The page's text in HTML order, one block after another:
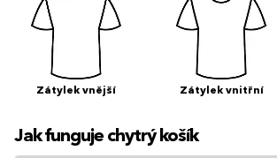
Zátylek vnější Zátylek vnitřní
Jak funguje chytrý košík